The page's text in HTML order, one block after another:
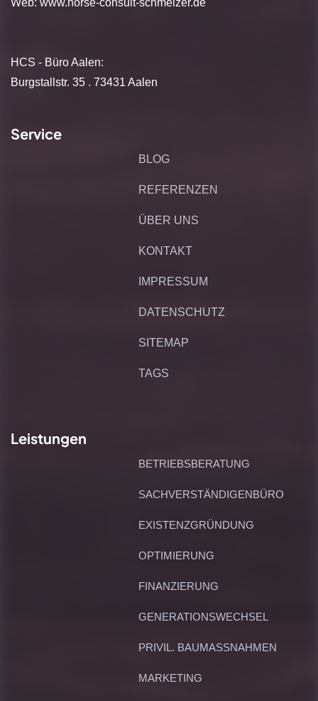
Web: www.horse-consult-schmelzer.de
HCS - Büro Aalen:
Burgstallstr. 35 . 73431 Aalen
Service
BLOG
REFERENZEN
ÜBER UNS
KONTAKT
IMPRESSUM
DATENSCHUTZ
SITEMAP
TAGS
Leistungen
BETRIEBSBERATUNG
SACHVERSTÄNDIGENBÜRO
EXISTENZGRÜNDUNG
OPTIMIERUNG
FINANZIERUNG
GENERATIONSWECHSEL
PRIVIL. BAUMASSNAHMEN
MARKETING